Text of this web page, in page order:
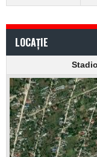
LOCAȚIE